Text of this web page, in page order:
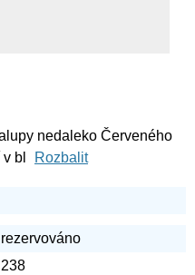
nedaleko Červeného
bl
Rozbalit
rezervováno
238